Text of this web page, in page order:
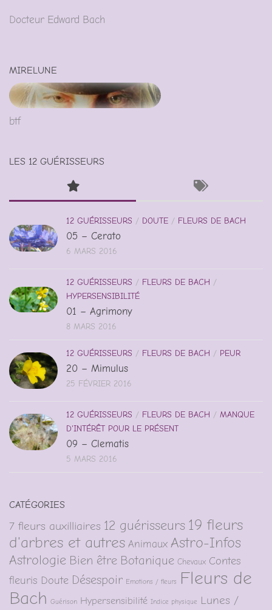
Docteur Edward Bach
MIRELUNE
btf
LES 12 GUÉRISSEURS
12 GUÉRISSEURS / DOUTE / FLEURS DE BACH
05 – Cerato
6 MARS 2016
12 GUÉRISSEURS / FLEURS DE BACH /
HYPERSENSIBILITÉ
01 – Agrimony
8 MARS 2016
12 GUÉRISSEURS / FLEURS DE BACH / PEUR
20 – Mimulus
25 FÉVRIER 2016
12 GUÉRISSEURS / FLEURS DE BACH / MANQUE
D'INTÉRÊT POUR LE PRÉSENT
09 – Clematis
5 MARS 2016
CATÉGORIES
7 fleurs auxilliaires 12 guérisseurs 19 fleurs
d'arbres et autres Animaux Astro-Infos
Astrologie Bien être Botanique Chevaux Contes
fleuris Doute Désespoir Emotions / fleurs
Fleurs de
Bach Guérison Hypersensibilité Indice physique
Lunes /